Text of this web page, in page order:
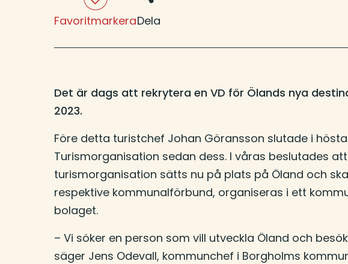
FavoritmarkeraDela
Det är dags att rekrytera en VD för Ölands nya
2023.
Före detta turistchef Johan Göransson slutade i
Turismorganisation sedan dess. I våras beslutades
turismorganisation sätts nu på plats på Öland och
respektive kommunalförbund, organiseras i ett
bolaget.
– Vi söker en person som vill utveckla Öland och
säger Jens Odevall, kommunchef i Borgholms